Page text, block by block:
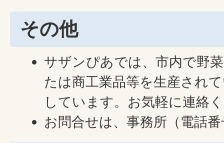
その他
サザンぴあでは、市内で野
たは商工業品等を生産され
しています。お気軽に連絡
お問合せは、事務所（電話